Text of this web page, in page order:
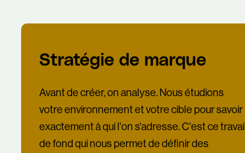
Stratégie de marque
Avant de créer, on analyse. Nous étudions
votre environnement et votre cible pour savoir
exactement à qui l'on s'adresse. C'est ce travail
de fond qui nous permet de définir des